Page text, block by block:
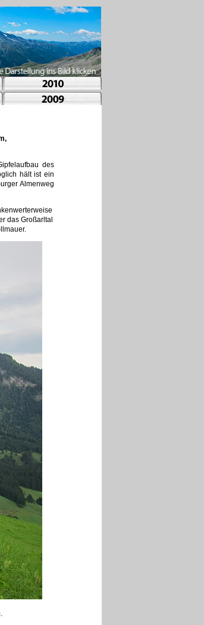
des
hält ist ein
Almenweg
das Großarltal